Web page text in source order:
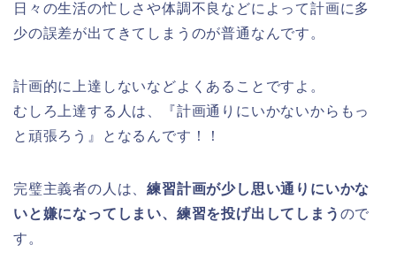
日々の生活の忙しさや体調不良などによって計画に多
少の誤差が出てきてしまうのが普通なんです。
計画的に上達しないなどよくあることですよ。
むしろ上達する人は、『計画通りにいかないからもっ
と頑張ろう』となるんです！！
完璧主義者の人は、練習計画が少し思い通りにいかな
いと嫌になってしまい、練習を投げ出してしまう ので
す。